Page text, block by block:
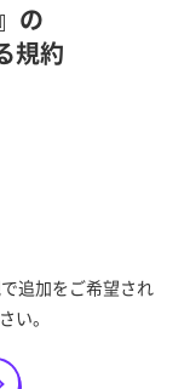
の
規約
追加をご希望され
い。